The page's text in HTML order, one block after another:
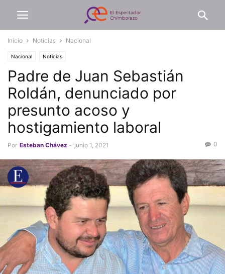
Inicio Noticias Nacional
Nacional Noticias
Padre de Juan Sebastián
Roldán, denunciado por
presunto acoso y
hostigamiento laboral
Por Esteban Chávez - junio 1, 2021 0